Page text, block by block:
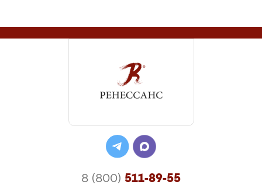
8 (800) 511-89-55